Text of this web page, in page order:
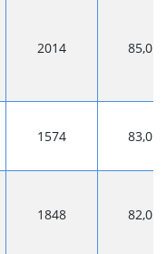
2014 85,0
1574 83,0
1848 82,0